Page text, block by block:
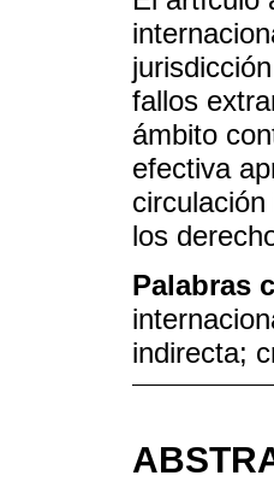
fallos
ámbito
efectiva
los
Palabras
indirecta;